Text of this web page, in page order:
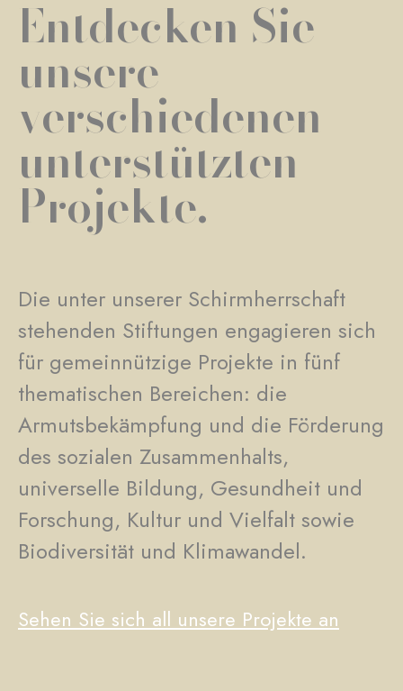
Entdecken Sie
unsere
verschiedenen
unterstützten
Projekte.
Die unter unserer Schirmherrschaft
stehenden Stiftungen engagieren sich
für gemeinnützige Projekte in fünf
thematischen Bereichen: die
Armutsbekämpfung und die Förderung
des sozialen Zusammenhalts,
universelle Bildung, Gesundheit und
Forschung, Kultur und Vielfalt sowie
Biodiversität und Klimawandel.
Sehen Sie sich all unsere Projekte an